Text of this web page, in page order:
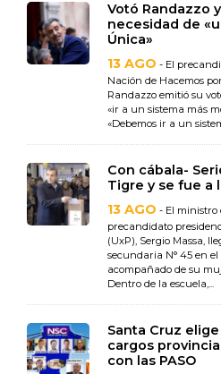
Votó Randazzo
necesidad de
Única»
13 AGO - El
Nación de Hacemos
Randazzo emitió su
«ir a un sistema más
«Debemos ir a un
Con cábala-
Tigre y se fue a
13 AGO - El ministro
precandidato
(UxP), Sergio Massa,
secundaria N° 45 en
acompañado de su
Dentro de la escuela,...
Santa Cruz
cargos
con las PASO